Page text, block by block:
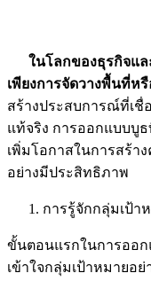
ในโลกของธุรกิจแ
เพียงการจัดวางพื้นที่ห
สร้างประสบการณ์ที่เชื่
แท้จริง การออกแบบบู
เพิ่มโอกาสในการสร้า
อย่างมีประสิทธิภาพ
การรู้จักกลุ่มเป้า
ขั้นตอนแรกในการออ
เข้าใจกลุ่มเป้าหมายอ